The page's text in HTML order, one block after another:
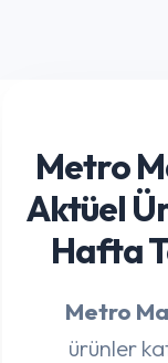
Metro
Aktüel
Hafta
Metro
ürünler